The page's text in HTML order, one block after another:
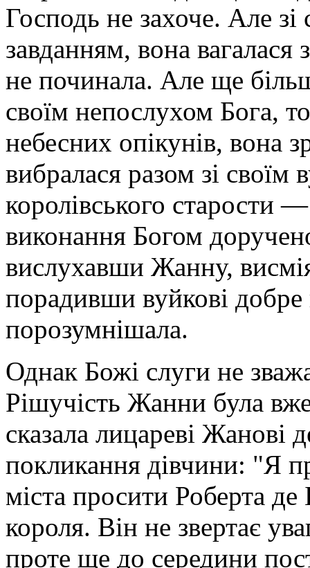
Господь не захоче. Але
завданням, вона вагалася
не починала. Але ще
своїм непослухом Бога,
небесних опікунів, вона
вибралася разом зі
королівського старости
виконання Богом
вислухавши Жанну,
порадивши вуйкові
порозумнішала.
Однак Божі слуги не
Рішучість Жанни була
сказала лицареві
покликання дівчини: "Я
міста просити Роберта
короля. Він не звертає
проте ще до середини